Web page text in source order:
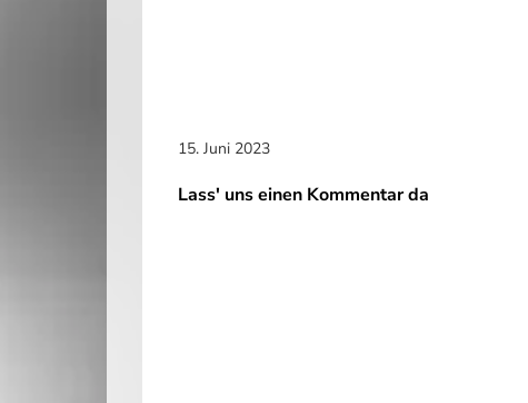
15. Juni 2023
Lass' uns einen Kommentar da